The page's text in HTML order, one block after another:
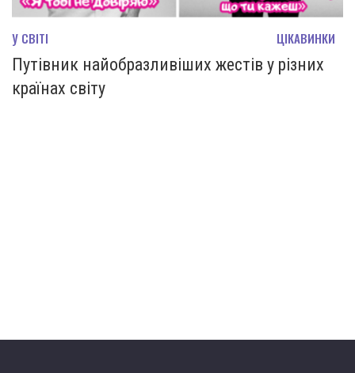
У СВІТІ ЦІКАВИНКИ
Путівник найобразливіших жестів у різних
країнах світу